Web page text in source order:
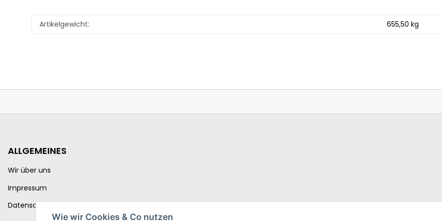
Artikelgewicht: 655,50 kg
ALLGEMEINES
Wir über uns
Impressum
Datenschutzerklärung
Wie wir Cookies & Co nutzen